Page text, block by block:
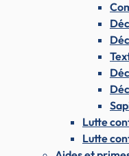
Lutte
Lutte